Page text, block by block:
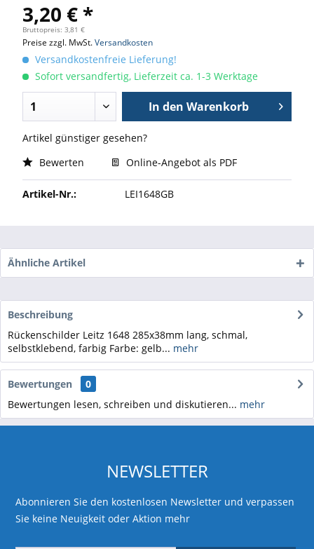
3,20 € *
Bruttopreis: 3,81 €
Preise zzgl. MwSt.Versandkosten
Versandkostenfreie Lieferung!
Sofort versandfertig, Lieferzeit ca. 1-3 Werktage
In den Warenkorb
Artikel günstiger gesehen?
Bewerten
Online-Angebot als PDF
Artikel-Nr.: LEI1648GB
Ähnliche Artikel
Beschreibung
Rückenschilder Leitz 1648 285x38mm lang, schmal,
selbstklebend, farbig Farbe: gelb... mehr
Bewertungen
0
Bewertungen lesen, schreiben und diskutieren... mehr
NEWSLETTER
Abonnieren Sie den kostenlosen Newsletter und verpassen
Sie keine Neuigkeit oder Aktion mehr